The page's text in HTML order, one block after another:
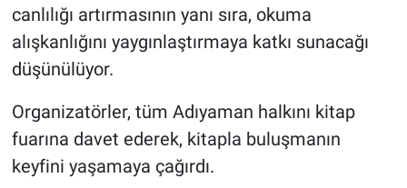
canlılığı artırmasının yanı sıra, okuma
alışkanlığını yaygınlaştırmaya katkı sunacağı
düşünülüyor.
Organizatörler, tüm Adıyaman halkını kitap
fuarına davet ederek, kitapla buluşmanın
keyfini yaşamaya çağırdı.